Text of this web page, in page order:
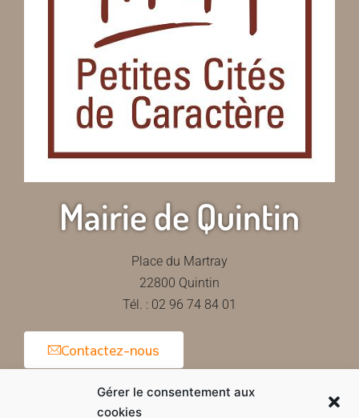
Gérer le consentement aux
cookies
Mairie de Quintin
Place du Martray
22800 Quintin
Tél. : 02 96 74 84 01
Contactez-nous